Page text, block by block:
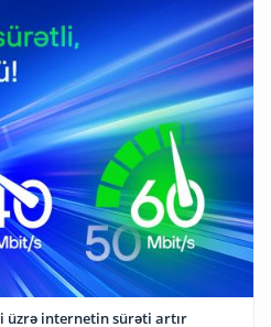
üzrə internetin sürəti artır